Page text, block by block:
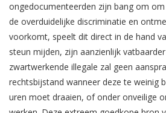
ongedocumenteerden zijn bang om
de overduidelijke discriminatie en
voorkomt, speelt dit direct in de hand
steun mijden, zijn aanzienlijk
zwartwerkende illegale zal geen
rechtsbijstand wanneer deze te weinig
uren moet draaien, of onder onveilige